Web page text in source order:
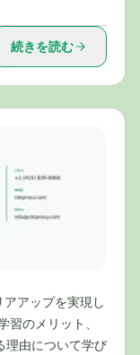
続きを読む
アアップを実現し
習のメリット、
理由について学び